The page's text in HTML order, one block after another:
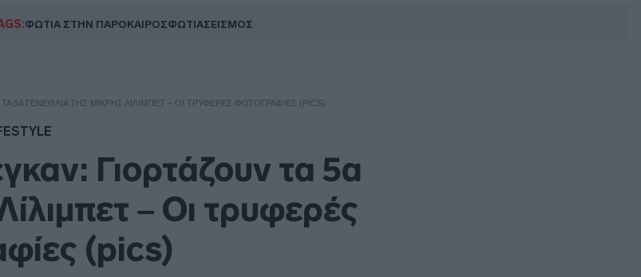
ΦΩΤΙΑ ΣΤΗΝ ΠΑΡΟΚΑΙΡΟΣΦΩΤΙΑΣΕΙΣΜΟΣ
5Α ΓΕΝΈΘΛΙΑ ΤΗΣ ΜΙΚΡΉΣ ΛΊΛΙΜΠΕΤ – ΟΙ ΤΡΥΦΕΡΈΣ ΦΩΤΟΓΡΑΦΊΕΣ (PICS)
Γιορτάζουν τα 5α
– Οι τρυφερές
(pics)